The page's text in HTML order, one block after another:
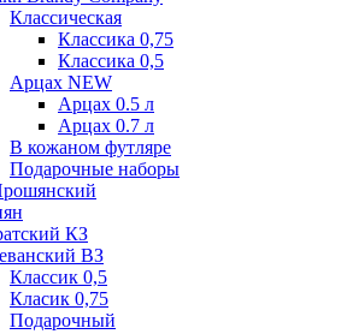
Классическая
Классика 0,75
Классика 0,5
Арцах NEW
Арцах 0.5 л
Арцах 0.7 л
В кожаном футляре
Подарочные наборы
КЗ
ВЗ
Классик 0,5
Класик 0,75
Подарочный